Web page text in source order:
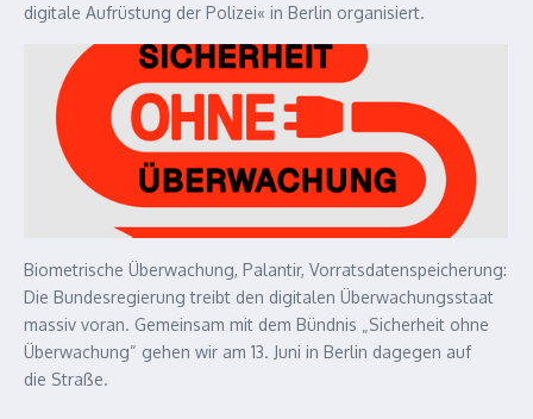
digitale Aufrüstung der Polizei« in Berlin organisiert.
Biometrische Überwachung, Palantir, Vorratsdatenspeicherung:
Die Bundesregierung treibt den digitalen Überwachungsstaat
massiv voran. Gemeinsam mit dem Bündnis „Sicherheit ohne
Überwachung“ gehen wir am 13. Juni in Berlin dagegen auf
die Straße.